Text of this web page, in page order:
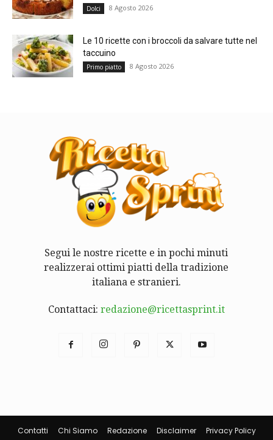
Dolci 8 Agosto 2026
Le 10 ricette con i broccoli da salvare tutte nel
taccuino
Primo piatto 8 Agosto 2026
Segui le nostre ricette e in pochi minuti
realizzerai ottimi piatti della tradizione
italiana e stranieri.
Contattaci: redazione@ricettasprint.it
Contatti Chi Siamo Redazione Disclaimer Privacy Policy